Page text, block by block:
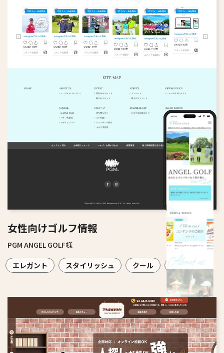
女性向けゴルフ情報
PGM ANGEL GOLF様
エレガント スタイリッシュ クール 情報サイト